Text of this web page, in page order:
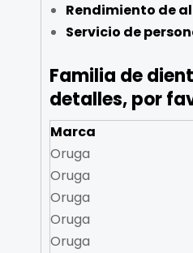
Rendimiento de
Servicio de
Familia de
detalles, por
Marca
Oruga
Oruga
Oruga
Oruga
Oruga